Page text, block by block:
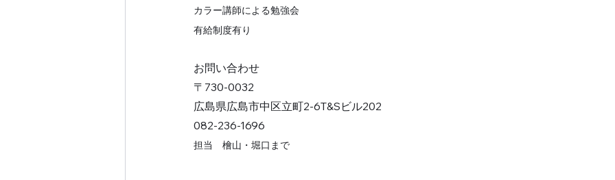
​カラー講師による勉強会
有給制度有り
お問い合わせ
〒730-0032
広島県広島市中区立町2-6T&Sビル202
082-236-1696
担当　檜山・堀口まで